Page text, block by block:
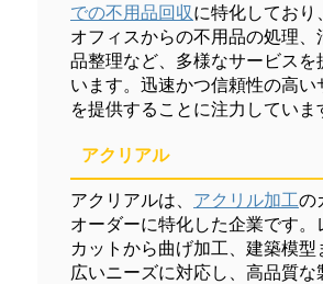
での不用品回収に特化しており
オフィスからの不用品の処理、
品整理など、多様なサービスを
います。迅速かつ信頼性の高い
を提供することに注力していま
アクリアル
アクリアルは、 アクリル加工の
オーダーに特化した企業です。
カットから曲げ加工、建築模型
広いニーズに対応し、高品質な